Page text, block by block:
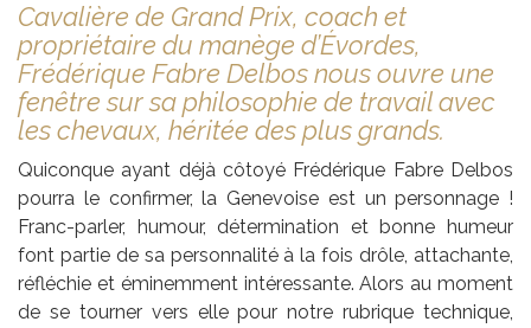
Cavalière de Grand Prix, coach et
propriétaire du manège d’Évordes,
Frédérique Fabre Delbos nous ouvre une
fenêtre sur sa philosophie de travail avec
les chevaux, héritée des plus grands.
Quiconque ayant déjà côtoyé Frédérique Fabre Delbos
pourra le confirmer, la Genevoise est un personnage !
Franc-parler, humour, détermination et bonne humeur
font partie de sa personnalité à la fois drôle, attachante,
réfléchie et éminemment intéressante. Alors au moment
de se tourner vers elle pour notre rubrique technique,